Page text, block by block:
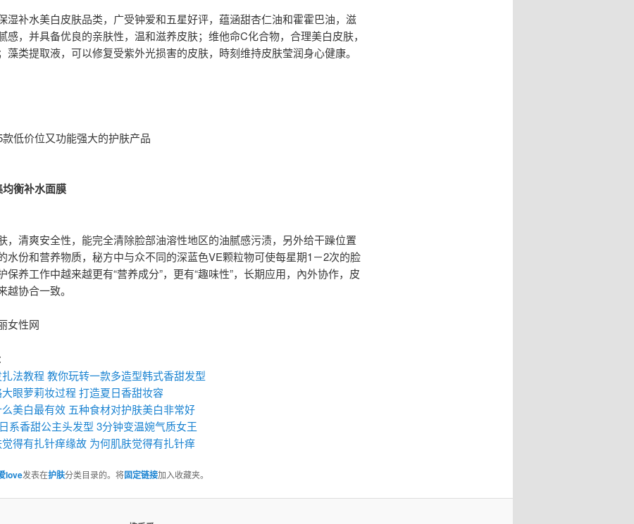
湿补水美白皮肤品类，广受钟爱和五星好评，蕴涵甜杏仁油和霍霍巴油，滋
感，并具备优良的亲肤性，温和滋养皮肤；维他命C化合物，合理美白皮肤，
藻类提取液，可以修复受紫外光损害的皮肤，時刻维持皮肤莹润身心健康。
低价位又功能强大的护肤产品
衡补水面膜
，清爽安全性，能完全清除脸部油溶性地区的油腻感污渍，另外给干躁位置
水份和营养物质，秘方中与众不同的深蓝色VE颗粒物可使每星期1－2次的脸
保养工作中越来越更有“营养成分”，更有“趣味性”，长期应用，內外协作，皮
越协合一致。
女性网
法教程 教你玩转一款多造型韩式香甜发型
眼萝莉妆过程 打造夏日香甜妆容
美白最有效 五种食材对护肤美白非常好
系香甜公主头发型 3分钟变温婉气质女王
得有扎针痒缘故 为何肌肤觉得有扎针痒
love发表在护肤分类目录的。将固定链接加入收藏夹。